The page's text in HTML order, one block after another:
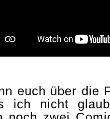
euch über die
ich nicht